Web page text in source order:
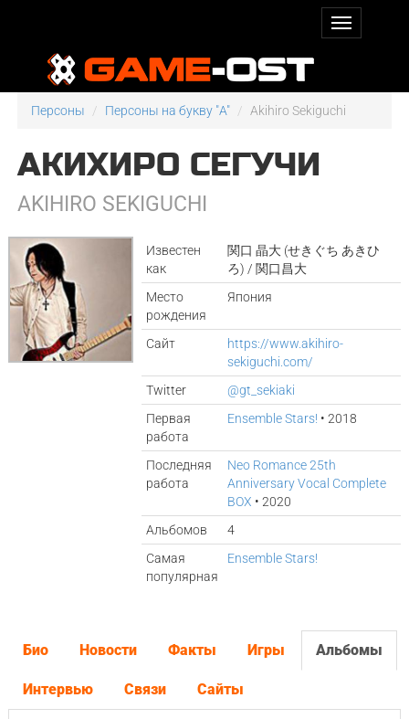
Персоны Персоны на букву "A" Akihiro Sekiguchi
АКИХИРО СЕГУЧИ
AKIHIRO SEKIGUCHI
Известен
как
関口 晶大 (せきぐち あきひ
ろ) / 関口昌大
Место
рождения
Япония
Сайт
https://www.akihiro-
sekiguchi.com/
Twitter
@gt_sekiaki
Первая
работа
Ensemble Stars! • 2018
Последняя
работа
Neo Romance 25th
Anniversary Vocal Complete
BOX • 2020
Альбомов
4
Самая
популярная
Ensemble Stars!
Био Новости Факты Игры Альбомы
Интервью Связи Сайты